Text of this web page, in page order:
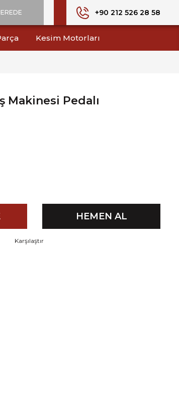
+90 212 526 28 58
Kesim Motorları
Makinesi Pedalı
HEMEN AL
Karşılaştır